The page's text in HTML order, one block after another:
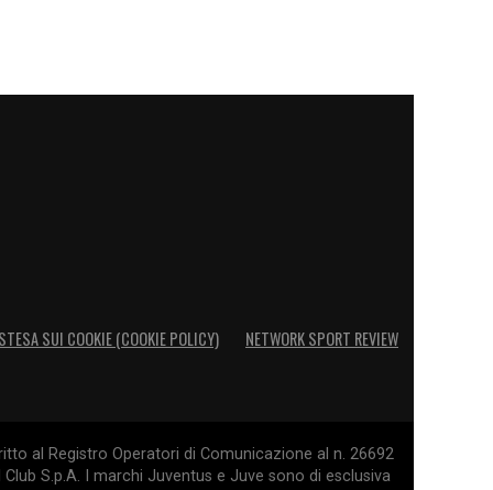
SUI COOKIE (COOKIE POLICY) NETWORK SPORT REVIEW
al Registro Operatori di Comunicazione al n. 26692
S.p.A. I marchi Juventus e Juve sono di esclusiva